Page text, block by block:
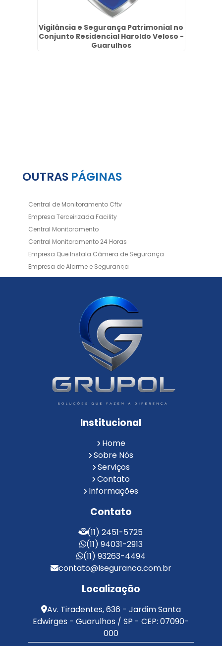
Vigilância e Segurança Patrimonial no
Conjunto Residencial Haroldo Veloso -
Guarulhos
OUTRAS PÁGINAS
Central de Monitoramento Cftv
Empresa Terceirizada Facility
Central Monitoramento
Central Monitoramento 24 Horas
Empresa Que Instala Câmera de Segurança
Empresa de Alarme e Segurança
Empresa de Alarmes
Empresa de Facilities
Empresa de Instalação de Câmeras de Segurança
Empresa de Limpeza e Portaria
Empresas de Limpeza de Condomínios
Empresas de Monitoramento Cftv
Facility Terceirização
Instalação de Cftv
Instalação de Cercas Elétricas Residenciais
Monitoramento de Alarme 24 Horas
Portaria e Limpeza
Portaria Inteligente
Portaria Remota
Reconhecimento Facial em Condomínios
Reconhecimento Facial para Condomínios
Reconhecimento Facial para Portaria
Reconhecimento Facial Portaria
Serviço de Limpeza Terceirizado
Serviço de Portaria e Limpeza
Serviços de Limpeza e Portaria
Terceirização de Facilities
Terceirização de Portaria
Zeladoria de Condomínios
Institucional
Home
Sobre Nós
Serviços
Contato
Informações
Contato
(11) 2451-5725
(11) 94031-2913
(11) 93263-4494
contato@lseguranca.com.br
Localização
Av. Tiradentes, 636 - Jardim Santa
Edwirges - Guarulhos / SP - CEP: 07090-
000